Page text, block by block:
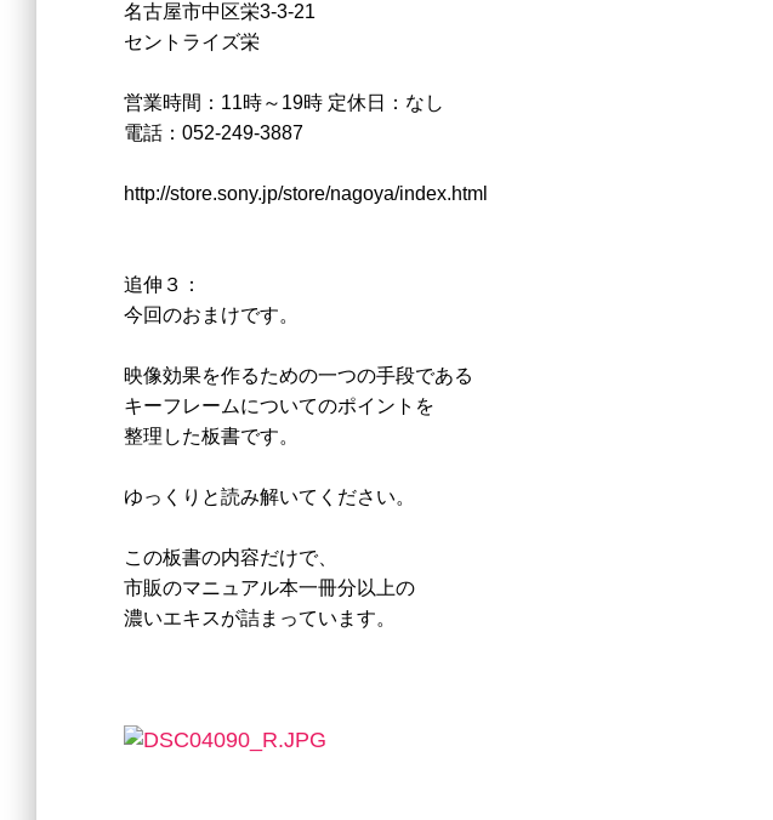
名古屋市中区栄3-3-21
セントライズ栄
営業時間：11時～19時 定休日：なし
電話：052-249-3887
http://store.sony.jp/store/nagoya/index.html
追伸３：
今回のおまけです。
映像効果を作るための一つの手段である
キーフレームについてのポイントを
整理した板書です。
ゆっくりと読み解いてください。
この板書の内容だけで、
市販のマニュアル本一冊分以上の
濃いエキスが詰まっています。